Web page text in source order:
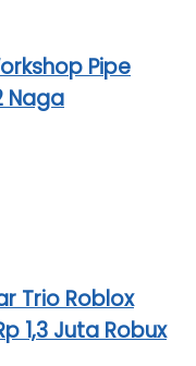
Pipe
Naga
Trio Roblox
1,3 Juta Robux